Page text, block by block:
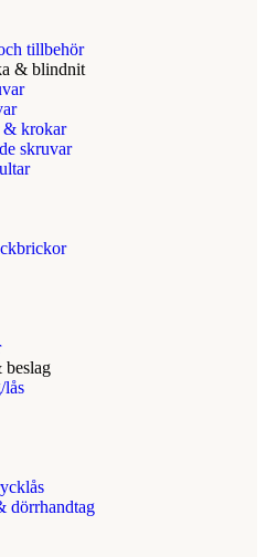
tillbehör
& blindnit
& krokar
skruvar
beslag
lås
dörrhandtag